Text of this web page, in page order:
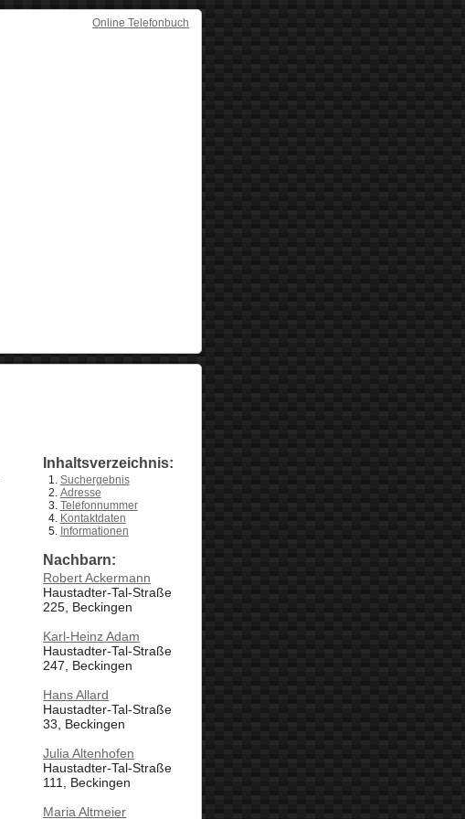
Online Telefonbuch
Inhaltsverzeichnis:
Suchergebnis
Adresse
Telefonnummer
Kontaktdaten
Informationen
Nachbarn:
Robert Ackermann
Haustadter-Tal-Straße
225, Beckingen
Karl-Heinz Adam
Haustadter-Tal-Straße
247, Beckingen
Hans Allard
Haustadter-Tal-Straße
33, Beckingen
Julia Altenhofen
Haustadter-Tal-Straße
111, Beckingen
Maria Altmeier